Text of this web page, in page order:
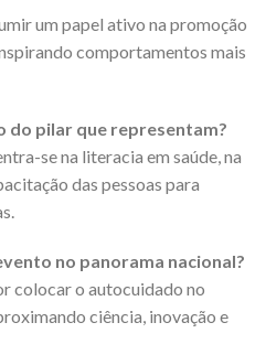
um papel ativo na promoção
comportamentos mais
do pilar que representam?
se na literacia em saúde, na
das pessoas para
no panorama nacional?
colocar o autocuidado no
ciência, inovação e